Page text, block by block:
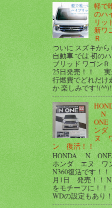
軽で
のハ
リ
新ワ
Ｒ
ついに スズキから
自動車 では 初の
ブリッド ワゴンＲ
25日発売！！ 実
行燃費でどれだけ
か 楽しみです!(^^)!
ン
ヌ
ン 復活！！
HONDA N
ホンダ エヌ ワ
N360復活です！！
月1日 発売！！
をモチーフに！！
WDの設定もあり